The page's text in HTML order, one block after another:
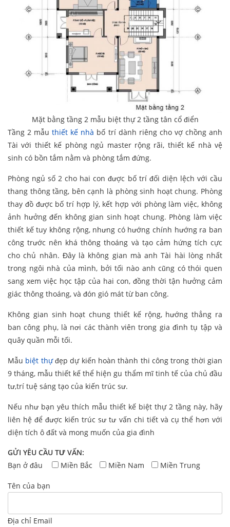
Mặt bằng tầng 2 mẫu biệt thự 2 tầng tân cổ điển
Tầng 2 mẫuthiết kế nhà bố trí dành riêng cho vợ chồng anh
Tài với thiết kế phòng ngủ master rộng rãi, thiết kế nhà vệ
sinh có bồn tắm nằm và phòng tắm đứng.
Phòng ngủ số 2 cho hai con được bố trí đối diện lệch với cầu
thang thông tầng, bên cạnh là phòng sinh hoạt chung. Phòng
thay đồ được bố trí hợp lý, kết hợp với phòng làm việc, không
ảnh hưởng đến không gian sinh hoạt chung. Phòng làm việc
thiết kế tuy không rộng, nhưng có hướng chính hướng ra ban
công trước nên khá thông thoáng và tạo cảm hứng tích cực
cho chủ nhân. Đây là không gian mà anh Tài hài lòng nhất
trong ngôi nhà của mình, bởi tối nào anh cũng có thói quen
sang xem việc học tập của hai con, đồng thời tận hưởng cảm
giác thông thoáng, và đón gió mát từ ban công.
Không gian sinh hoạt chung thiết kế rộng, hướng thẳng ra
ban công phụ, là nơi các thành viên trong gia đình tụ tập và
quây quần mỗi tối.
Mẫu biệt thựđẹp dự kiến hoàn thành thi công trong thời gian
9 tháng, mẫu thiết kế thể hiện gu thẩm mĩ tinh tế của chủ đầu
tư,trí tuệ sáng tạo của kiến trúc sư.
Nếu như bạn yêu thích mẫu thiết kế biệt thự 2 tầng này, hãy
liên hệ để được kiến trúc sư tư vấn chi tiết và cụ thể hơn với
diện tích ô đất và mong muốn của gia đình
GỬI YÊU CẦU TƯ VẤN:
Bạn ở đâu
Miền Bắc Miền Nam Miền Trung
Tên của bạn
Địa chỉ Email